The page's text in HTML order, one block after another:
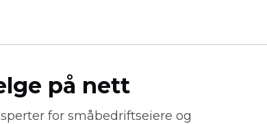
på nett
for småbedriftseiere og